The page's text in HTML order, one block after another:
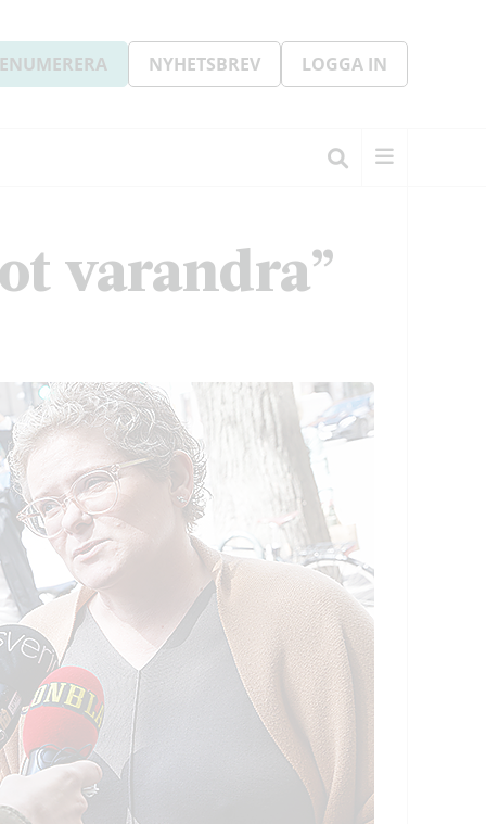
NYHETSBREV LOGGA IN
varandra”